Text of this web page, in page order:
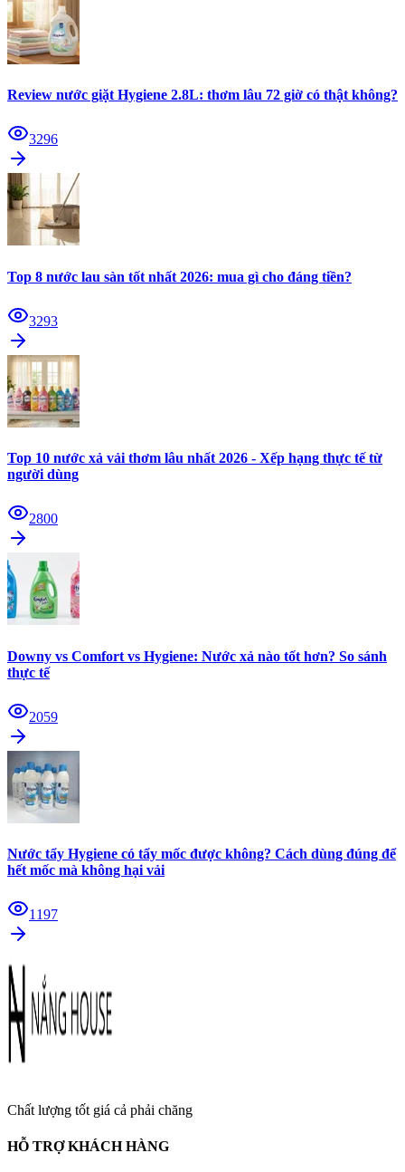
Review nước giặt Hygiene 2.8L: thơm lâu 72 giờ có thật không?
3296
Top 8 nước lau sàn tốt nhất 2026: mua gì cho đáng tiền?
3293
Top 10 nước xả vải thơm lâu nhất 2026 - Xếp hạng thực tế từ
người dùng
2800
Downy vs Comfort vs Hygiene: Nước xả nào tốt hơn? So sánh
thực tế
2059
Nước tẩy Hygiene có tẩy mốc được không? Cách dùng đúng để
hết mốc mà không hại vải
1197
Chất lượng tốt giá cả phải chăng
HỖ TRỢ KHÁCH HÀNG